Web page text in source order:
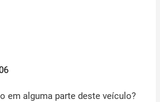
em alguma parte deste veículo?